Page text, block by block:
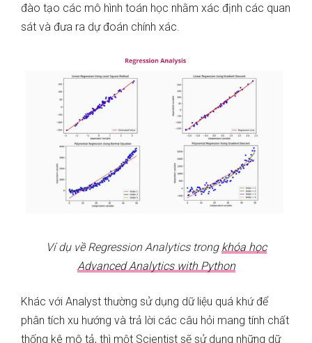
đào tạo các mô hình toán học nhằm xác định các quan
sát và đưa ra dự đoán chính xác.
Ví dụ về Regression Analytics trong khóa học
Advanced Analytics with Python
Khác với Analyst thường sử dụng dữ liệu quá khứ để
phân tích xu hướng và trả lời các câu hỏi mang tính chất
thống kê mô tả, thì một Scientist sẽ sử dụng những dữ